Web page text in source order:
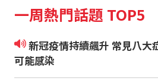
一周熱門話題 TOP5
新冠疫情持續飆升 常見八大症狀 沒發燒也
可能感染